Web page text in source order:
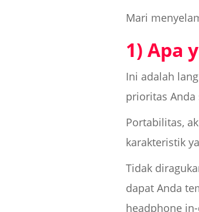
Mari
1) Apa
Ini adalah
prioritas Anda
Portabilitas,
karakteristik
Tidak
dapat Anda
headphone